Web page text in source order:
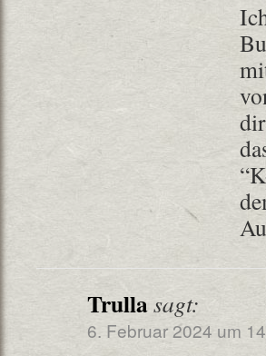
Trullasagt:
6. Februar 2024 um